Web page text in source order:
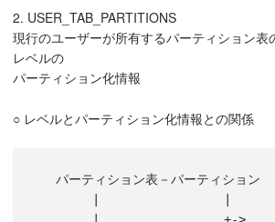
2. USER_TAB_PARTITIONS
現行のユーザーが所有するパーティション表
レベルの
パーティション化情報
○ レベルとパーティション化情報との関係